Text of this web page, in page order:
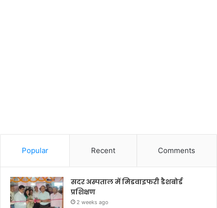
Popular Recent Comments
सदर अस्पताल में मिडवाइफरी डैशबोर्ड
प्रशिक्षण
2 weeks ago